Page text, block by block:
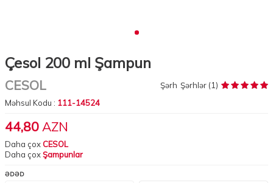
Çesol 200 ml Şampun
CESOL Şərh Şərhlər (1)
Məhsul Kodu : 111-14524
44,80 AZN
Daha çoxCESOL
Daha çoxŞampunlar
ƏDƏD